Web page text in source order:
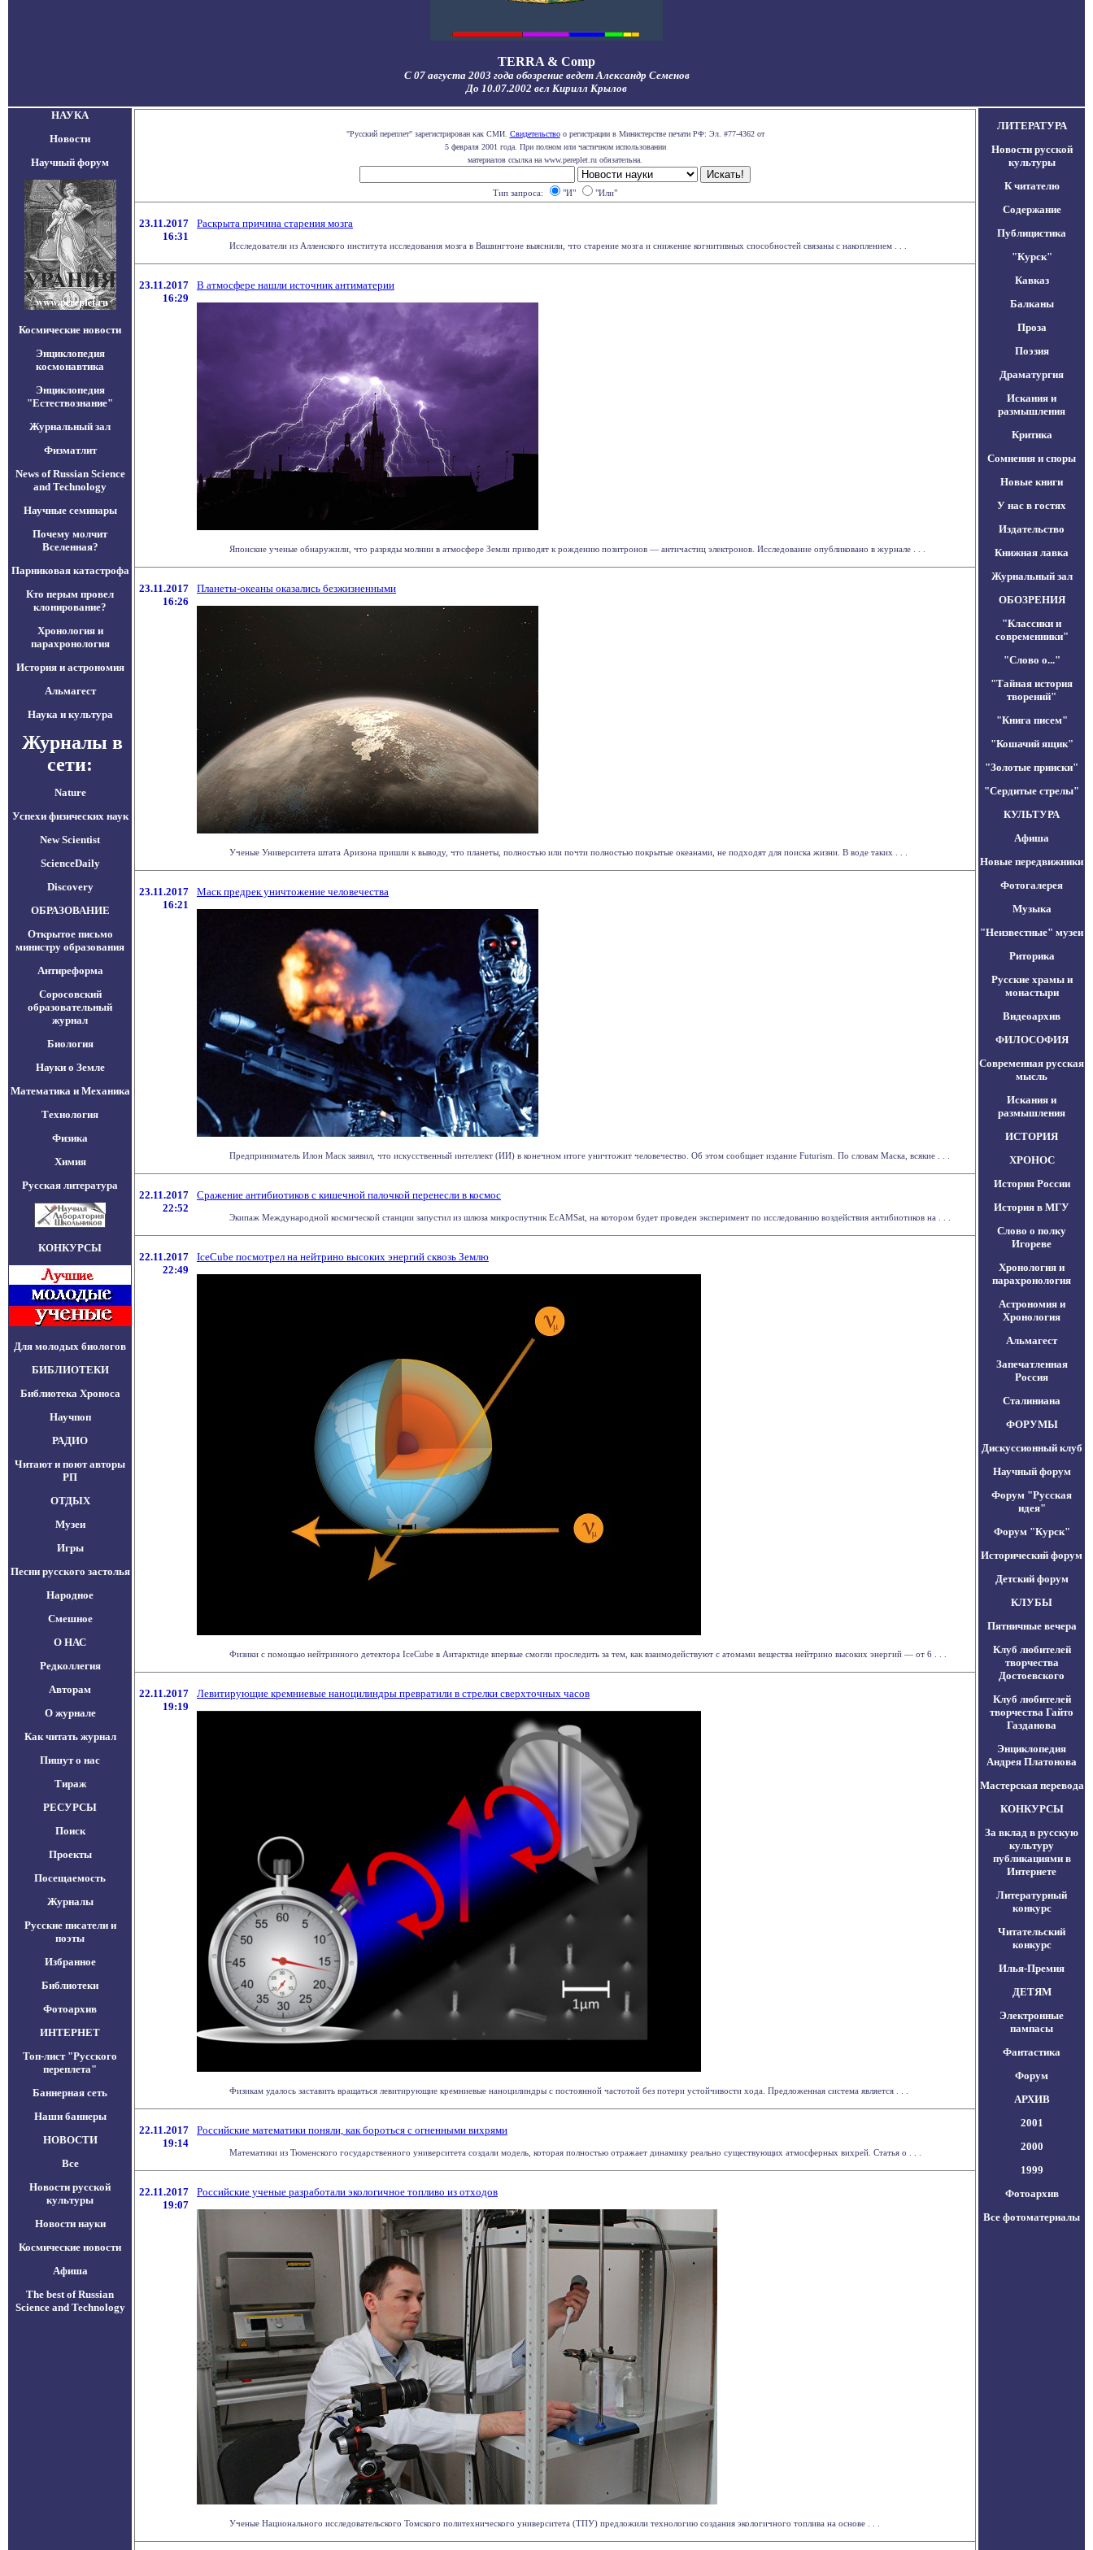
TERRA & Comp
С 07 августа 2003 года обозрение ведет Александр Семенов
До 10.07.2002 вел Кирилл Крылов
НАУКА
Новости
Научный форум
Космические новости
Энциклопедия
космонавтика
Энциклопедия
"Естествознание"
Журнальный зал
Физматлит
News of Russian Science
and Technology
Научные семинары
Почему молчит
Вселенная?
Парниковая катастрофа
Кто перым провел
клонирование?
Хронология и
парахронология
История и астрономия
Альмагест
Наука и культура
Журналы в
сети:
Nature
Успехи физических наук
New Scientist
ScienceDaily
Discovery
ОБРАЗОВАНИЕ
Открытое письмо
министру образования
Антиреформа
Соросовский
образовательный
журнал
Биология
Науки о Земле
Математика и Механика
Технология
Физика
Химия
Русская литература
КОНКУРСЫ
Для молодых биологов
БИБЛИОТЕКИ
Библиотека Хроноса
Научпоп
РАДИО
Читают и поют авторы
РП
ОТДЫХ
Музеи
Игры
Песни русского застолья
Народное
Смешное
О НАС
Редколлегия
Авторам
О журнале
Как читать журнал
Пишут о нас
Тираж
РЕСУРСЫ
Поиск
Проекты
Посещаемость
Журналы
Русские писатели и
поэты
Избранное
Библиотеки
Фотоархив
ИНТЕРНЕТ
Топ-лист "Русского
переплета"
Баннерная сеть
Наши баннеры
НОВОСТИ
Все
Новости русской
культуры
Новости науки
Космические новости
Афиша
The best of Russian
Science and Technology
"Русский переплет" зарегистрирован как СМИ. Свидетельствоо регистрации в Министерстве печати РФ: Эл. #77-4362 от
5 февраля 2001 года. При полном или частичном использовании
материалов ссылка на www.pereplet.ru обязательна.
Тип запроса: "И" "Или"
23.11.2017
16:31
Раскрыта причина старения мозга
Исследователи из Алленского института исследования мозга в Вашингтоне выяснили, что старение мозга и снижение когнитивных способностей связаны с накоплением . . .
23.11.2017
16:29
В атмосфере нашли источник антиматерии
Японские ученые обнаружили, что разряды молнии в атмосфере Земли приводят к рождению позитронов — античастиц электронов. Исследование опубликовано в журнале . . .
23.11.2017
16:26
Планеты-океаны оказались безжизненными
Ученые Университета штата Аризона пришли к выводу, что планеты, полностью или почти полностью покрытые океанами, не подходят для поиска жизни. В воде таких . . .
23.11.2017
16:21
Маск предрек уничтожение человечества
Предприниматель Илон Маск заявил, что искусственный интеллект (ИИ) в конечном итоге уничтожит человечество. Об этом сообщает издание Futurism. По словам Маска, всякие . . .
22.11.2017
22:52
Сражение антибиотиков с кишечной палочкой перенесли в космос
Экипаж Международной космической станции запустил из шлюза микроспутник EcAMSat, на котором будет проведен эксперимент по исследованию воздействия антибиотиков на . . .
22.11.2017
22:49
IceCube посмотрел на нейтрино высоких энергий сквозь Землю
Физики с помощью нейтринного детектора IceCube в Антарктиде впервые смогли проследить за тем, как взаимодействуют с атомами вещества нейтрино высоких энергий — от 6 . . .
22.11.2017
19:19
Левитирующие кремниевые наноцилиндры превратили в стрелки сверхточных часов
Физикам удалось заставить вращаться левитирующие кремниевые наноцилиндры с постоянной частотой без потери устойчивости хода. Предложенная система является . . .
22.11.2017
19:14
Российские математики поняли, как бороться с огненными вихрями
Математики из Тюменского государственного университета создали модель, которая полностью отражает динамику реально существующих атмосферных вихрей. Статья о . . .
22.11.2017
19:07
Российские ученые разработали экологичное топливо из отходов
Ученые Национального исследовательского Томского политехнического университета (ТПУ) предложили технологию создания экологичного топлива на основе . . .
ЛИТЕРАТУРА
Новости русской
культуры
К читателю
Содержание
Публицистика
"Курск"
Кавказ
Балканы
Проза
Поэзия
Драматургия
Искания и
размышления
Критика
Сомнения и споры
Новые книги
У нас в гостях
Издательство
Книжная лавка
Журнальный зал
ОБОЗРЕНИЯ
"Классики и
современники"
"Слово о..."
"Тайная история
творений"
"Книга писем"
"Кошачий ящик"
"Золотые прииски"
"Сердитые стрелы"
КУЛЬТУРА
Афиша
Новые передвижники
Фотогалерея
Музыка
"Неизвестные" музеи
Риторика
Русские храмы и
монастыри
Видеоархив
ФИЛОСОФИЯ
Современная русская
мысль
Искания и
размышления
ИСТОРИЯ
ХРОНОС
История России
История в МГУ
Слово о полку
Игореве
Хронология и
парахронология
Астрономия и
Хронология
Альмагест
Запечатленная
Россия
Сталиниана
ФОРУМЫ
Дискуссионный клуб
Научный форум
Форум "Русская
идея"
Форум "Курск"
Исторический форум
Детский форум
КЛУБЫ
Пятничные вечера
Клуб любителей
творчества
Достоевского
Клуб любителей
творчества Гайто
Газданова
Энциклопедия
Андрея Платонова
Мастерская перевода
КОНКУРСЫ
За вклад в русскую
культуру
публикациями в
Интернете
Литературный
конкурс
Читательский
конкурс
Илья-Премия
ДЕТЯМ
Электронные
пампасы
Фантастика
Форум
АРХИВ
2001
2000
1999
Фотоархив
Все фотоматериалы